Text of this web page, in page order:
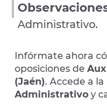
Administrativo.
Infórmate ahora
oposiciones de
(Jaén). Accede a la
Administrativo y